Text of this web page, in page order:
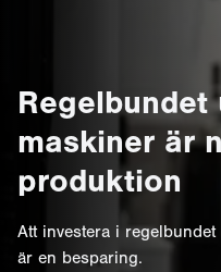
maskiner är
produktion
Att investera i
är en besparing.